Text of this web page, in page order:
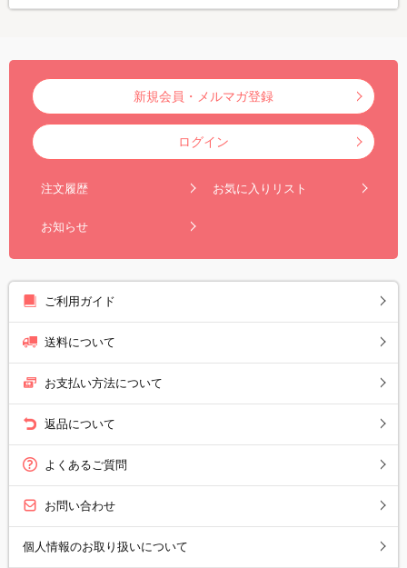
新規会員・メルマガ登録
ログイン
注文履歴 お気に入りリスト
お知らせ
ご利用ガイド
送料について
お支払い方法について
返品について
よくあるご質問
お問い合わせ
個人情報のお取り扱いについて